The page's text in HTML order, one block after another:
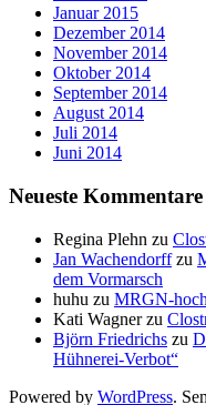
Januar 2015
Dezember 2014
November 2014
Oktober 2014
September 2014
August 2014
Juli 2014
Juni 2014
Neueste Kommentare
Regina Plehn zu
Jan Wachendorffzu
dem Vormarsch
huhu zu MRGN-
Kati Wagnerzu
Björn Friedrichs zu
Hühnerei-Verbot“
Powered by WordPress.